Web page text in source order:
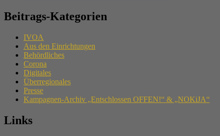
Beitrags-Kategorien
IVOA
Aus den Einrichtungen
Behördliches
Corona
Digitales
Überregionales
Presse
Kampagnen-Archiv „Entschlossen OFFEN!“ & „NOKiJA“
Links